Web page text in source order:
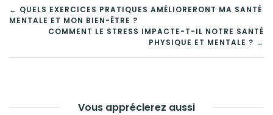
NAVIGATION
L’ARTICLE
← QUELS EXERCICES PRATIQUES AMÉLIORERONT MA SANTÉ
MENTALE ET MON BIEN-ÊTRE ?
COMMENT LE STRESS IMPACTE-T-IL NOTRE SANTÉ
PHYSIQUE ET MENTALE ? →
Vous apprécierez aussi